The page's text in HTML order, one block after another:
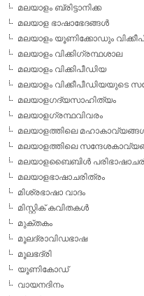
മലയാളം ബ്രിട്ടാനിക്ക
മലയാള ഭാഷാഭേദങ്ങള്‍
മലയാളം യൂണിക്കോഡും
മലയാളം വിക്കിഗ്രന്ഥശാല
മലയാളം വിക്കിപീഡിയ
മലയാളം വിക്കീപീഡിയയുടെ
മലയാളഗദ്യസാഹിത്യം
മലയാളഗ്രന്ഥവിവരം
മലയാളത്തിലെ
മലയാളത്തിലെ
മലയാളബൈബിള്‍
മലയാളഭാഷാചരിത്രം
മിശ്രഭാഷാ വാദം
മിസ്റ്റിക് കവിതകള്‍
മുക്തകം
മൂലദ്രാവിഡഭാഷ
മൂലഭദ്രി
യൂണികോഡ്
വായനദിനം